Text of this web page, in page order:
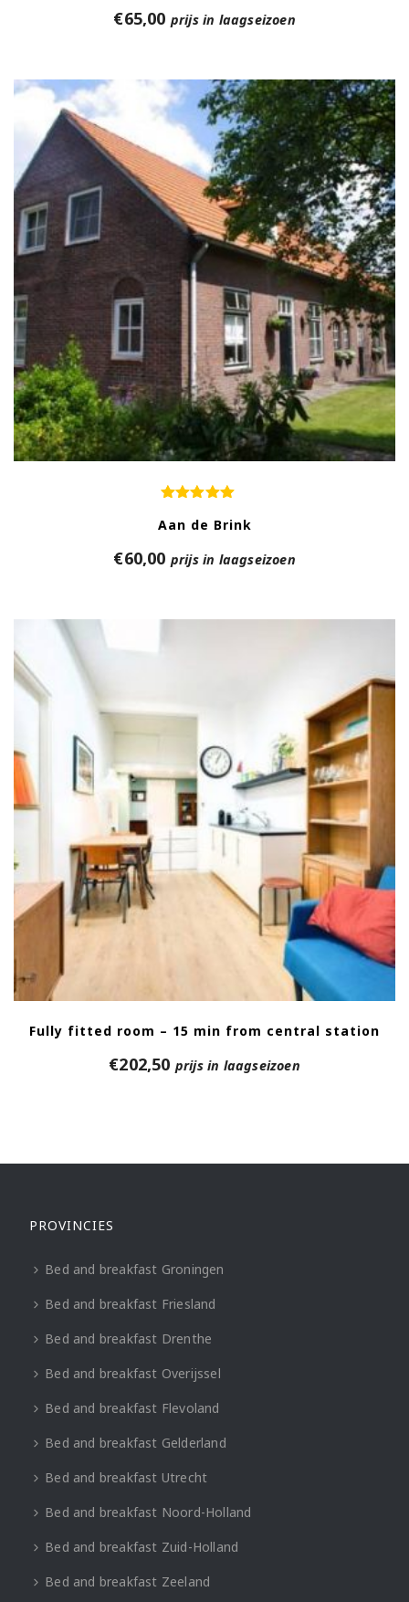
€65,00 prijs in laagseizoen
Aan de Brink
€60,00 prijs in laagseizoen
Fully fitted room – 15 min from central station
€202,50 prijs in laagseizoen
PROVINCIES
Bed and breakfast Groningen
Bed and breakfast Friesland
Bed and breakfast Drenthe
Bed and breakfast Overijssel
Bed and breakfast Flevoland
Bed and breakfast Gelderland
Bed and breakfast Utrecht
Bed and breakfast Noord-Holland
Bed and breakfast Zuid-Holland
Bed and breakfast Zeeland